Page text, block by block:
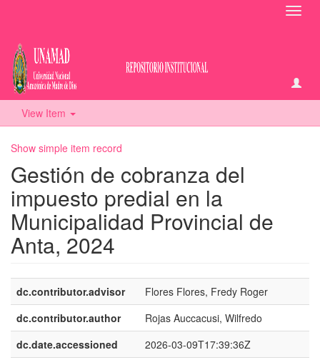
View Item
Show simple item record
Gestión de cobranza del
impuesto predial en la
Municipalidad Provincial de
Anta, 2024
dc.contributor.advisor
Flores Flores, Fredy Roger
dc.contributor.author
Rojas Auccacusi, Wilfredo
dc.date.accessioned
2026-03-09T17:39:36Z